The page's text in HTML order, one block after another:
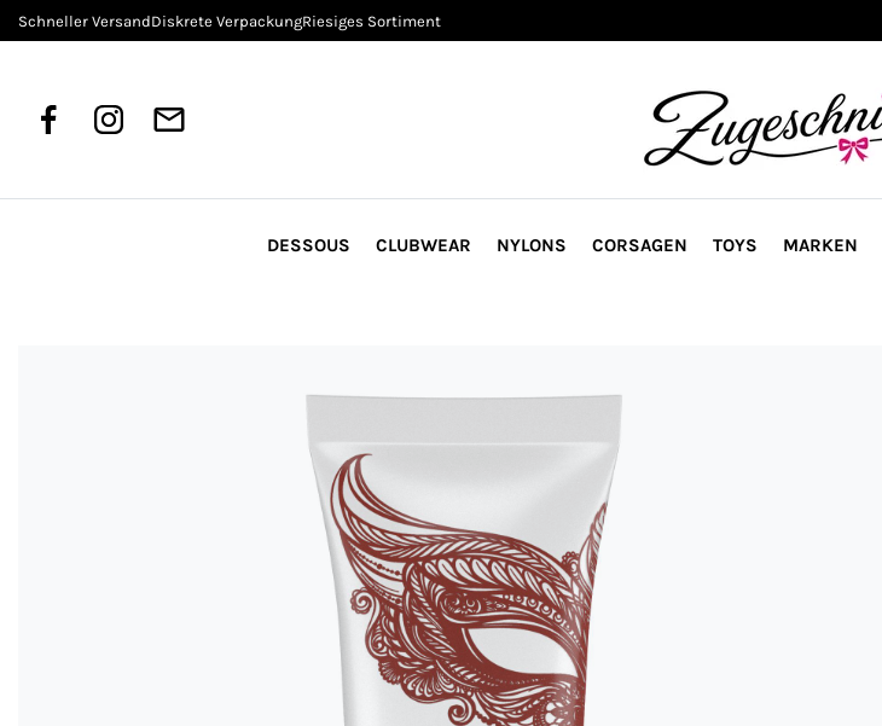
Schneller VersandDiskrete VerpackungRiesiges Sortiment
DESSOUS CLUBWEAR NYLONS CORSAGEN TOYS MARKEN